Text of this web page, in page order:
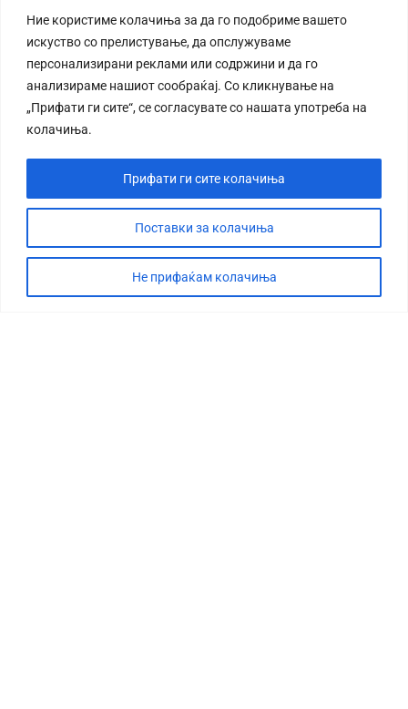
Ние користиме колачиња за да го подобриме вашето
искуство со прелистување, да опслужуваме
персонализирани реклами или содржини и да го
анализираме нашиот сообраќај. Со кликнување на
„Прифати ги сите“, се согласувате со нашата употреба на
колачиња.
Поставки за колачиња
Не прифаќам колачиња
Прифати ги сите колачиња